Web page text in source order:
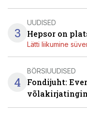
3
UUDISED
Hepsor on
Lätti liikumine
4
BÖRSIUUDISED
Fondijuht: